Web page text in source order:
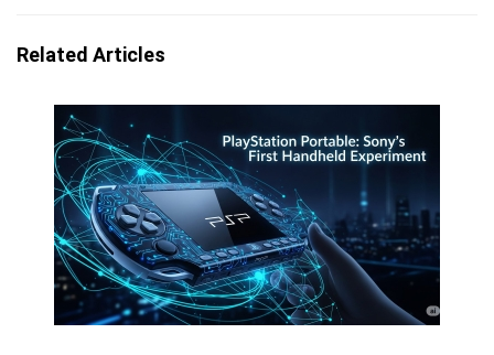
Related Articles